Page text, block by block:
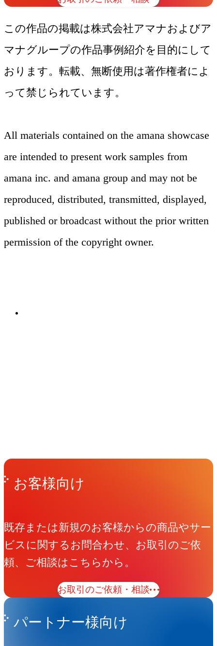
この作品の掲載は株式会社アマナおよびア
マナグループの作品事例紹介を目的にして
おります。転載、無断使用は著作権者によ
って禁じられています。
All materials contained on the amana showcase
are intended to present work samples from
amana inc. and amana group and may not be
reproduced, distributed, transmitted, displayed,
published or broadcast without the prior written
permission of the copyright owner.
ムービー
TVCM、Web動画、PR動画まで多様な映
Get in Touchお問い合わせ
お客様向け
既存または新規のお客様からの商品やサー
ビスに関するお問合わせ、お取引のご依
頼、ご相談はこちらから。
お取引のご依頼・相談
パートナー様向け